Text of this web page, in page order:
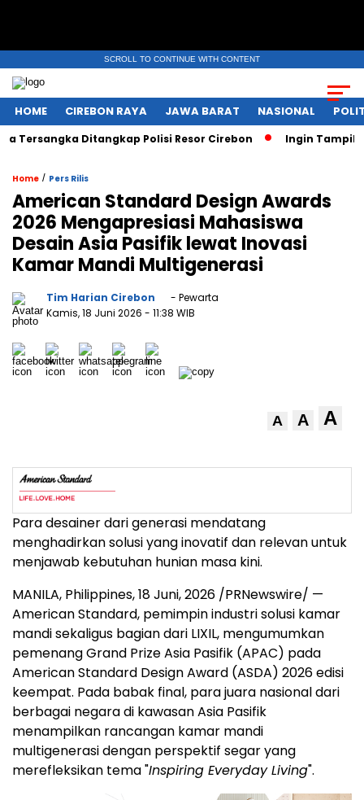
SCROLL TO CONTINUE WITH CONTENT
HOME CIREBON RAYA JAWA BARAT NASIONAL
Ditangkap Polisi Resor Cirebon Ingin Tampil di Media
Home / Pers Rilis
American Standard Design Awards
2026 Mengapresiasi Mahasiswa
Desain Asia Pasifik lewat Inovasi
Kamar Mandi Multigenerasi
Tim Harian Cirebon
- Pewarta
Kamis, 18 Juni 2026 - 11:38 WIB
A A A
Para desainer dari generasi mendatang
menghadirkan solusi yang inovatif dan relevan untuk
menjawab kebutuhan hunian masa kini.
MANILA, Philippines,18 Juni, 2026 /PRNewswire/ —
American Standard, pemimpin industri solusi kamar
mandi sekaligus bagian dari LIXIL, mengumumkan
pemenang Grand Prize Asia Pasifik (APAC) pada
American Standard Design Award (ASDA) 2026 edisi
keempat. Pada babak final, para juara nasional dari
berbagai negara di kawasan Asia Pasifik
menampilkan rancangan kamar mandi
multigenerasi dengan perspektif segar yang
merefleksikan tema "Inspiring Everyday Living".